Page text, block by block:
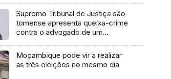
Supremo Tribunal de Justiça são-
tomense apresenta queixa-crime
contra o advogado de um
Moçambique pode vir a realizar
as três eleições no mesmo dia